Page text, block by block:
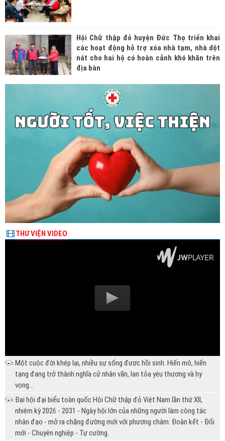
Hội Chữ thập đỏ huyện Đức Thọ triển khai
các hoạt động hỗ trợ xóa nhà tạm, nhà dột
nát cho hai hộ có hoàn cảnh khó khăn trên
địa bàn
THƯ VIỆN VIDEO
Một cuộc đời khép lại, nhiều sự sống được hồi sinh. Hiến mô, hiến
tạng đang trở thành nghĩa cử nhân văn, lan tỏa yêu thương và hy
vọng...
Đại hội đại biểu toàn quốc Hội Chữ thập đỏ Việt Nam lần thứ XII,
nhiệm kỳ 2026 - 2031 - Ngày hội lớn của những người làm công tác
nhân đạo - mở ra chặng đường mới với phương châm: Đoàn kết - Đổi
mới - Chuyên nghiệp - Tự cường.